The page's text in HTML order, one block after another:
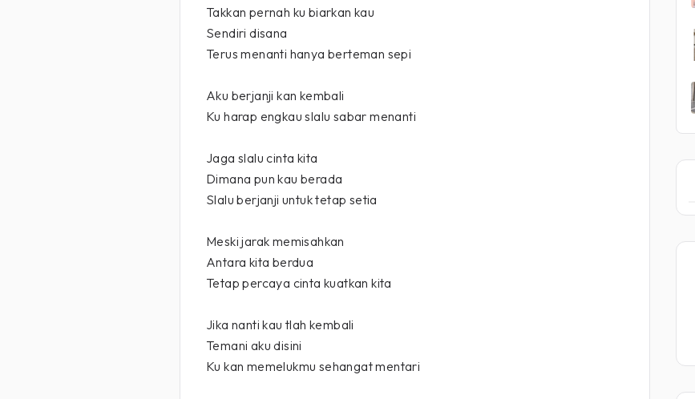
Takkan pernah ku biarkan kau
Sendiri disana
Terus menanti hanya berteman sepi
Aku berjanji kan kembali
Ku harap engkau slalu sabar menanti
Jaga slalu cinta kita
Dimana pun kau berada
Slalu berjanji untuk tetap setia
Meski jarak memisahkan
Antara kita berdua
Tetap percaya cinta kuatkan kita
Jika nanti kau tlah kembali
Temani aku disini
Ku kan memelukmu sehangat mentari